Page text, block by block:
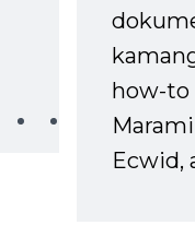
how-to
Ecwid,